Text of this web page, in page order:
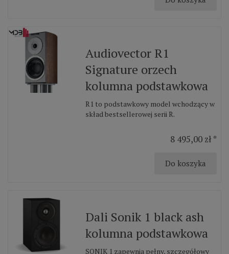
Audiovector R1
Signature orzech
kolumna podstawkowa
R1 to podstawkowy model wchodzący w
skład bestsellerowej serii R.
8 495,00 zł *
Do koszyka
Dali Sonik 1 black ash
kolumna podstawkowa
SONIK 1 zapewnia pełny, szczegółowy